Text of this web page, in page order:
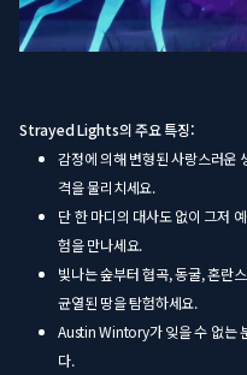
Strayed Lights의 주요 특징:
감정에 의해 변형된 사랑스러운
격을 물리치세요.
단 한 마디의 대사도 없이 그저
험을 만나세요.
빛나는 숲부터 협곡, 동굴, 혼란
균열된 땅을 탐험하세요.
Austin Wintory가 잊을 수 없는
다.